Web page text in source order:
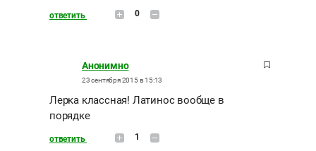
ответить 0
Анонимно
23 сентября 2015 в 15:13
Лерка классная! Латинос вообще в
порядке
ответить 1